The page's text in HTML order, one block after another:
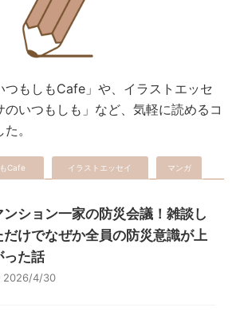
ツール ママ防災士リサのいつもしも
主食 事前対策
収納 台風 在宅避難 地震
外出先
特別企画 生理 発災直後
防災グッズ 防災ポーチ
持出袋
つもしもCafe」や、イラストエッセ
のいつもしも」など、気軽に読めるコ
。
Cafe イラストエッセイ マンガ
ンション一家の防災会議！雑談し
だけでなぜか全員の防災意識が上
った話
2026/4/30